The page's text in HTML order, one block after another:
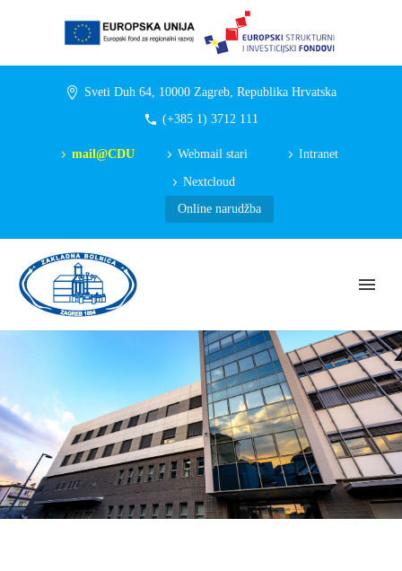
Sveti Duh 64, 10000 Zagreb, Republika Hrvatska
(+385 1) 3712 111
mail@CDU Webmail stari Intranet
Nextcloud
Online narudžba